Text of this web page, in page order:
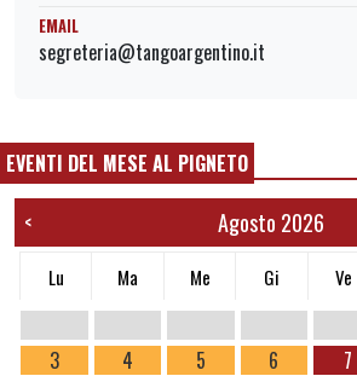
EMAIL
segreteria@tangoargentino.it
EVENTI DEL MESE AL PIGNETO
< Agosto 2026
Lu Ma Me Gi Ve
3
4 5 6 7